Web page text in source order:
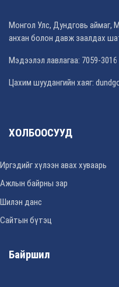
Монгол Улс, Дундговь аймаг,
анхан болон давж заалдах
Мэдээлэл лавлагаа: 7059-3016
Цахим шуудангийн хаяг:
ХОЛБООСУУД
Иргэдийг хүлээн авах хуваарь
Ажлын байрны зар
Шилэн данс
Сайтын бүтэц
Байршил